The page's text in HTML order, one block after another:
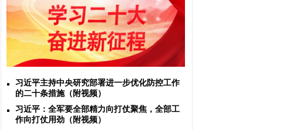
习近平主持中央研究部署进一步优化防控工作
的二十条措施（附视频）
习近平：全军要全部精力向打仗聚焦，全部工
作向打仗用劲（附视频）